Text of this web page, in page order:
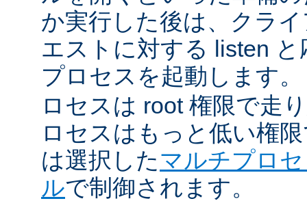
か実行した後は、クラ
エストに対する listen
プロセスを起動します
ロセスは root 権限で走
ロセスはもっと低い権
は選択したマルチプロ
ルで制御されます。